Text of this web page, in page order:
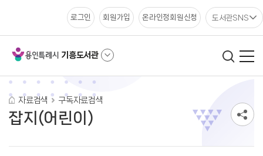
기흥도서관
로그인 회원가입 온라인정회원신청 도서관SNS
자료검색 구독자료검색
잡지(어린이)